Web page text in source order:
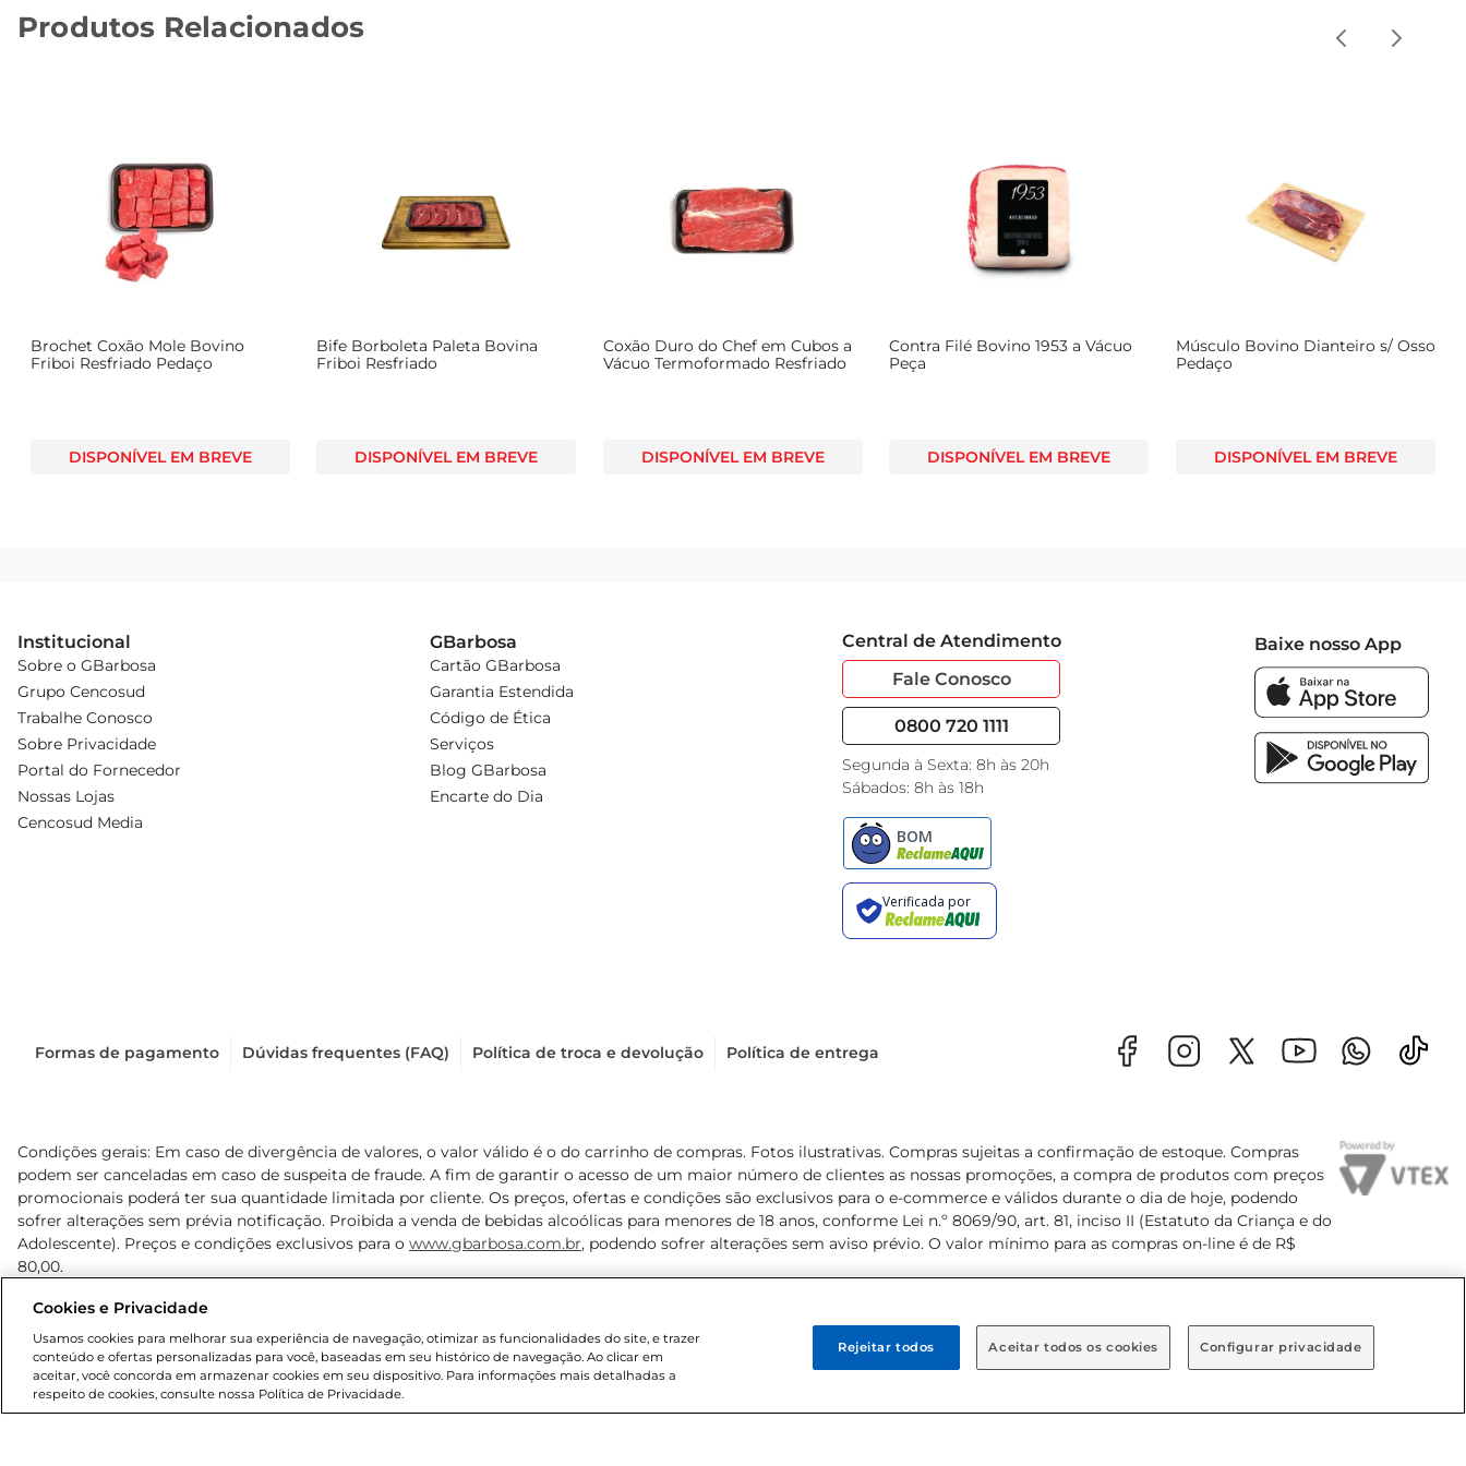
Produtos Relacionados
Brochet Coxão Mole Bovino
Friboi Resfriado Pedaço
DISPONÍVEL EM BREVE
Bife Borboleta Paleta Bovina
Friboi Resfriado
DISPONÍVEL EM BREVE
Coxão Duro do Chef em Cubos a
Vácuo Termoformado Resfriado
DISPONÍVEL EM BREVE
Contra Filé Bovino 1953 a Vácuo
Peça
DISPONÍVEL EM BREVE
Músculo Bovino Dianteiro s/ Osso
Pedaço
DISPONÍVEL EM BREVE
Institucional
Sobre o GBarbosa
Grupo Cencosud
Trabalhe Conosco
Sobre Privacidade
Portal do Fornecedor
Nossas Lojas
Cencosud Media
GBarbosa
Cartão GBarbosa
Garantia Estendida
Código de Ética
Serviços
Blog GBarbosa
Encarte do Dia
Central de Atendimento
Fale Conosco
0800 720 1111
Segunda à Sexta: 8h às 20h
Sábados: 8h às 18h
Baixe nosso App
Formas de pagamento Dúvidas frequentes (FAQ) Política de troca e devolução Política de entrega
Condições gerais: Em caso de divergência de valores, o valor válido é o do carrinho de compras. Fotos ilustrativas. Compras sujeitas a confirmação de estoque. Compras
podem ser canceladas em caso de suspeita de fraude. A fim de garantir o acesso de um maior número de clientes as nossas promoções, a compra de produtos com preços
promocionais poderá ter sua quantidade limitada por cliente. Os preços, ofertas e condições são exclusivos para o e-commerce e válidos durante o dia de hoje, podendo
sofrer alterações sem prévia notificação. Proibida a venda de bebidas alcoólicas para menores de 18 anos, conforme Lei n.º 8069/90, art. 81, inciso II (Estatuto da Criança e do
Adolescente). Preços e condições exclusivos para o www.gbarbosa.com.br, podendo sofrer alterações sem aviso prévio. O valor mínimo para as compras on-line é de R$
80,00.
Cookies e Privacidade
Usamos cookies para melhorar sua experiência de navegação, otimizar as funcionalidades do site, e trazer
conteúdo e ofertas personalizadas para você, baseadas em seu histórico de navegação. Ao clicar em
aceitar, você concorda em armazenar cookies em seu dispositivo. Para informações mais detalhadas a
respeito de cookies, consulte nossa Política de Privacidade.
Configurar privacidade
Rejeitar todos Aceitar todos os cookies